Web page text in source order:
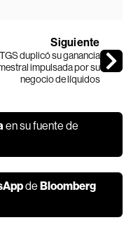
Siguiente
TGS duplicó su ganancia
impulsada por su
negocio de líquidos
en su fuente de
deBloomberg